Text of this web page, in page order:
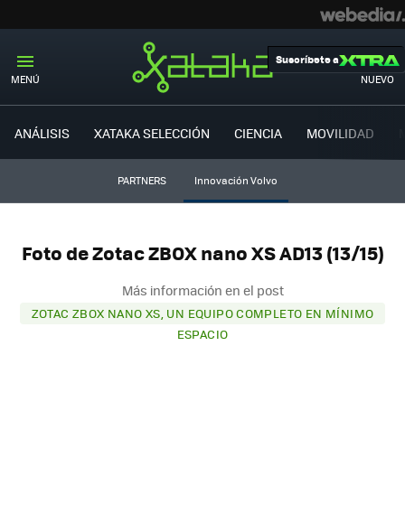
MENÚ NUEVO
Suscríbete a
ANÁLISIS XATAKA SELECCIÓN CIENCIA MOVILIDAD
PARTNERS Innovación Volvo
Foto de Zotac ZBOX nano XS AD13 (13/15)
Más información en el post
ZOTAC ZBOX NANO XS, UN EQUIPO COMPLETO EN MÍNIMO
ESPACIO